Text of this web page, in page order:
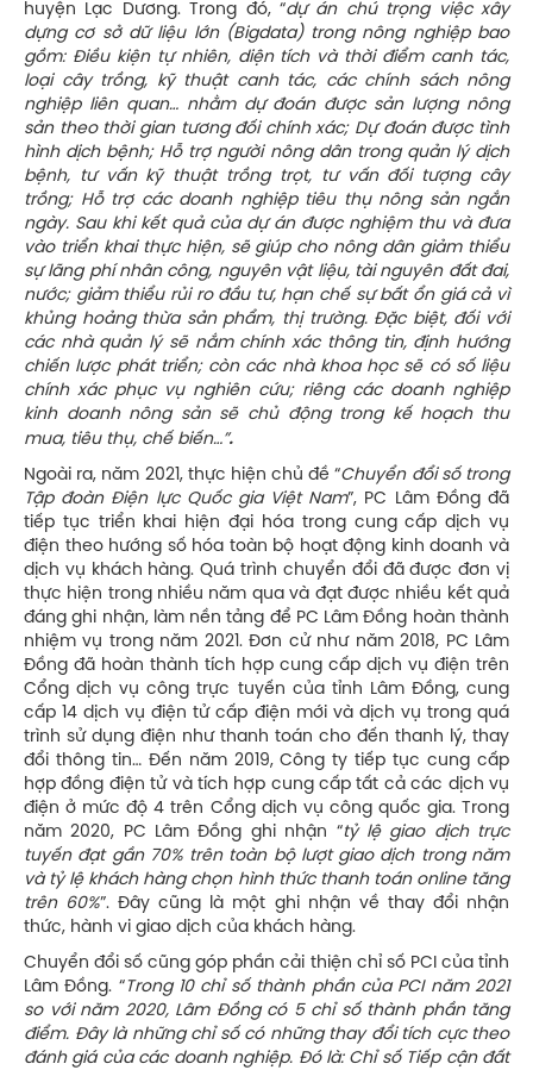
huyện Lạc Dương. Trong đó, “dự án chú trọng việc xây
dựng cơ sở dữ liệu lớn (Bigdata) trong nông nghiệp bao
gồm: Điều kiện tự nhiên, diện tích và thời điểm canh tác,
loại cây trồng, kỹ thuật canh tác, các chính sách nông
nghiệp liên quan… nhằm dự đoán được sản lượng nông
sản theo thời gian tương đối chính xác; Dự đoán được tình
hình dịch bệnh; Hỗ trợ người nông dân trong quản lý dịch
bệnh, tư vấn kỹ thuật trồng trọt, tư vấn đối tượng cây
trồng; Hỗ trợ các doanh nghiệp tiêu thụ nông sản ngắn
ngày. Sau khi kết quả của dự án được nghiệm thu và đưa
vào triển khai thực hiện, sẽ giúp cho nông dân giảm thiểu
sự lãng phí nhân công, nguyên vật liệu, tài nguyên đất đai,
nước; giảm thiểu rủi ro đầu tư, hạn chế sự bất ổn giá cả vì
khủng hoảng thừa sản phẩm, thị trường. Đặc biệt, đối với
các nhà quản lý sẽ nắm chính xác thông tin, định hướng
chiến lược phát triển; còn các nhà khoa học sẽ có số liệu
chính xác phục vụ nghiên cứu; riêng các doanh nghiệp
kinh doanh nông sản sẽ chủ động trong kế hoạch thu
mua, tiêu thụ, chế biến…”.
Ngoài ra, năm 2021, thực hiện chủ đề “Chuyển đổi số trong
Tập đoàn Điện lực Quốc gia Việt Nam”, PC Lâm Đồng đã
tiếp tục triển khai hiện đại hóa trong cung cấp dịch vụ
điện theo hướng số hóa toàn bộ hoạt động kinh doanh và
dịch vụ khách hàng. Quá trình chuyển đổi đã được đơn vị
thực hiện trong nhiều năm qua và đạt được nhiều kết quả
đáng ghi nhận, làm nền tảng để PC Lâm Đồng hoàn thành
nhiệm vụ trong năm 2021. Đơn cử như năm 2018, PC Lâm
Đồng đã hoàn thành tích hợp cung cấp dịch vụ điện trên
Cổng dịch vụ công trực tuyến của tỉnh Lâm Đồng, cung
cấp 14 dịch vụ điện tử cấp điện mới và dịch vụ trong quá
trình sử dụng điện như thanh toán cho đến thanh lý, thay
đổi thông tin… Đến năm 2019, Công ty tiếp tục cung cấp
hợp đồng điện tử và tích hợp cung cấp tất cả các dịch vụ
điện ở mức độ 4 trên Cổng dịch vụ công quốc gia. Trong
năm 2020, PC Lâm Đồng ghi nhận “tỷ lệ giao dịch trực
tuyến đạt gần 70% trên toàn bộ lượt giao dịch trong năm
và tỷ lệ khách hàng chọn hình thức thanh toán online tăng
trên 60%”. Đây cũng là một ghi nhận về thay đổi nhận
thức, hành vi giao dịch của khách hàng.
Chuyển đổi số cũng góp phần cải thiện chỉ số PCI của tỉnh
Lâm Đồng. “Trong 10 chỉ số thành phần của PCI năm 2021
so với năm 2020, Lâm Đồng có 5 chỉ số thành phần tăng
điểm. Đây là những chỉ số có những thay đổi tích cực theo
đánh giá của các doanh nghiệp. Đó là: Chỉ số Tiếp cận đất